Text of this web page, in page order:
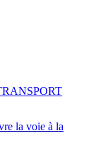
la voie à la